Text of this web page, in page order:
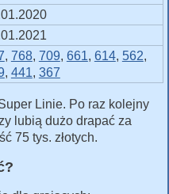
, 768, 709, 661, 614, 562,
, 441, 367
Linie. Po raz kolejny
lubią dużo drapać za
75 tys. złotych.